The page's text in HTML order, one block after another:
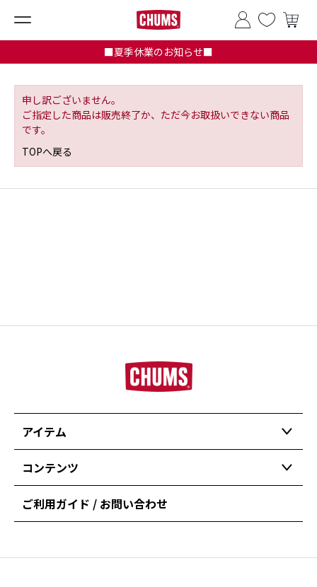
■夏季休業のお知らせ■
申し訳ございません。
ご指定した商品は販売終了か、ただ今お取扱いできない商品
です。
TOPへ戻る
アイテム
コンテンツ
ご利用ガイド / お問い合わせ